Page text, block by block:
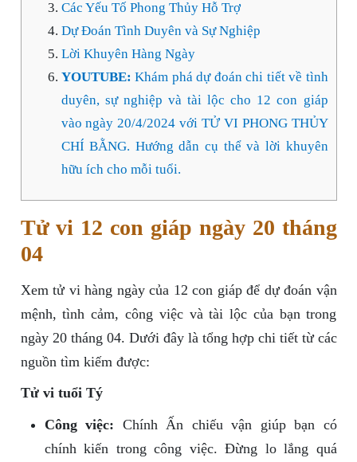
Các Yếu Tố Phong Thủy Hỗ Trợ
Dự Đoán Tình Duyên và Sự Nghiệp
Lời Khuyên Hàng Ngày
YOUTUBE: Khám phá dự đoán chi tiết về tình
duyên, sự nghiệp và tài lộc cho 12 con giáp
vào ngày 20/4/2024 với TỬ VI PHONG THỦY
CHÍ BẰNG. Hướng dẫn cụ thể và lời khuyên
hữu ích cho mỗi tuổi.
Tử vi 12 con giáp ngày 20 tháng
04
Xem tử vi hàng ngày của 12 con giáp để dự đoán vận
mệnh, tình cảm, công việc và tài lộc của bạn trong
ngày 20 tháng 04. Dưới đây là tổng hợp chi tiết từ các
nguồn tìm kiếm được:
Tử vi tuổi Tý
Công việc: Chính Ấn chiếu vận giúp bạn có
chính kiến trong công việc. Đừng lo lắng quá